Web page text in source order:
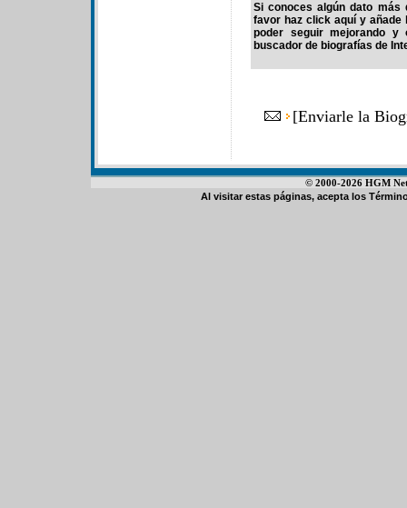
Si conoces algún dato más
favor haz click aquí y
poder seguir mejorando y
buscador de biografías de
[Enviarle la
© 2000-2026 HGM
Al visitar estas páginas, acepta los